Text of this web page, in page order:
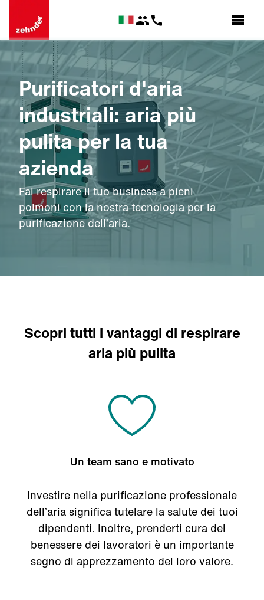
Purificatori d'aria
industriali: aria più
pulita per la tua
azienda
Fai respirare il tuo business a pieni
polmoni con la nostra tecnologia per la
purificazione dell’aria.
Scopri tutti i vantaggi di respirare
aria più pulita
Un team sano e motivato
Investire nella purificazione professionale
dell’aria significa tutelare la salute dei tuoi
dipendenti. Inoltre, prenderti cura del
benessere dei lavoratori è un importante
segno di apprezzamento del loro valore.